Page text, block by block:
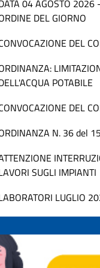
04 AGOSTO 2026
DEL GIORNO
DEL
POTABILE
DEL
N. 36 del
SUGLI IMPIANTI
LUGLIO